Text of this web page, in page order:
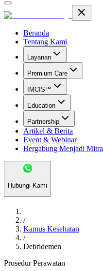
Beranda
Tentang Kami
Layanan
Premium Care
IMCIS™
Education
Partnership
Artikel & Berita
Event & Webinar
Bergabung Menjadi Mitra
Hubungi Kami
/
Kamus Kesehatan
/
Debridemen
Prosedur Perawatan